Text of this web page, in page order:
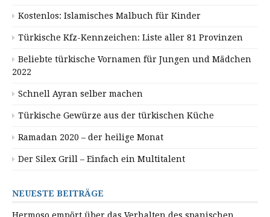
Kostenlos: Islamisches Malbuch für Kinder
Türkische Kfz-Kennzeichen: Liste aller 81 Provinzen
Beliebte türkische Vornamen für Jungen und Mädchen
2022
Schnell Ayran selber machen
Türkische Gewürze aus der türkischen Küche
Ramadan 2020 – der heilige Monat
Der Silex Grill – Einfach ein Multitalent
NEUESTE BEITRÄGE